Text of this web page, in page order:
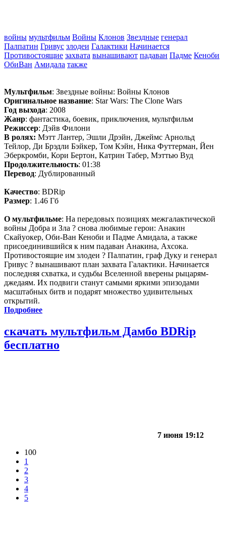
войны мультфильм Войны Клонов Звездные генерал
Палпатин Гривус злодеи Галактики Начинается
Противостоящие захвата вынашивают падаван Падме Кеноби
ОбиВан Амидала также
Мультфильм: Звездные войны: Войны Клонов
Оригинальное название: Star Wars: The Clone Wars
Год выхода: 2008
Жанр: фантастика, боевик, приключения, мультфильм
Режиссер: Дэйв Филони
В ролях: Мэтт Лантер, Эшли Дрэйн, Джеймс Арнольд
Тейлор, Ди Брэдли Бэйкер, Том Кэйн, Ника Футтерман, Йен
Эберкромби, Кори Бертон, Катрин Табер, Мэттью Вуд
Продолжительность: 01:38
Перевод: Дублированный
Качество: BDRip
Размер: 1.46 Гб
О мультфильме: На передовых позициях межгалактической
войны Добра и Зла ? снова любимые герои: Анакин
Скайуокер, Оби-Ван Кеноби и Падме Амидала, а также
присоединившийся к ним падаван Анакина, Ахсока.
Противостоящие им злодеи ? Палпатин, граф Дуку и генерал
Гривус ? вынашивают план захвата Галактики. Начинается
последняя схватка, и судьбы Вселенной вверены рыцарям-
джедаям. Их подвиги станут самыми яркими эпизодами
масштабных битв и подарят множество удивительных
открытий.
Подробнее
скачать мультфильм Дамбо BDRip
бесплатно
7 июня 19:12
100
1
2
3
4
5